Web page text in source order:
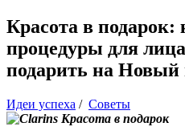
Красота в подарок:
процедуры для
подарить на Новый
Идеи успеха / Советы